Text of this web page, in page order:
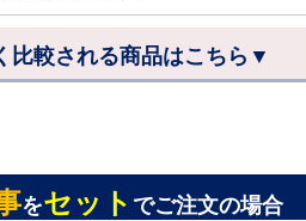
比較される商品はこちら▼
をセット でご注文の場合